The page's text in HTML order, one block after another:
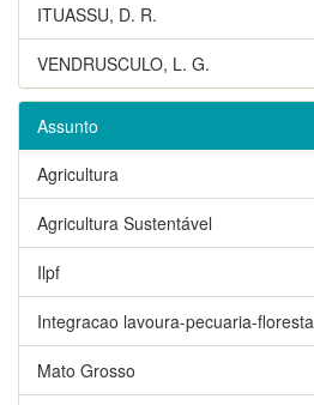
ITUASSU, D. R.
VENDRUSCULO, L. G.
Assunto
Agricultura
Agricultura Sustentável
Ilpf
Integracao lavoura-pecuaria-floresta
Mato Grosso